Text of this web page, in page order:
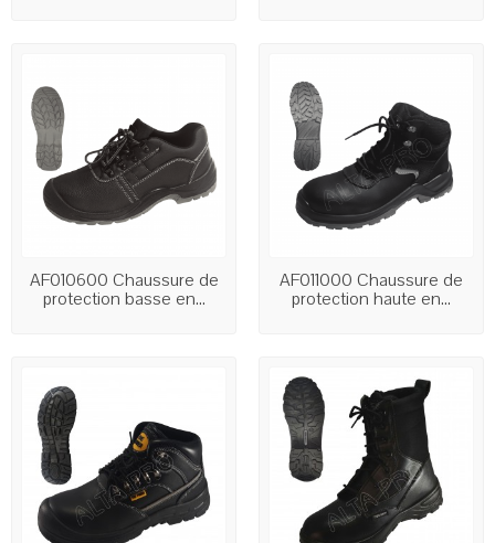
AF010600 Chaussure de
protection basse en...
AF011000 Chaussure de
protection haute en...